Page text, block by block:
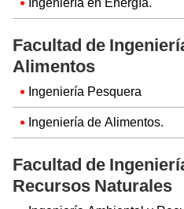
Facultad de
Alimentos
Ingeniería Pesquera
Ingeniería de Alimentos.
Facultad de
Recursos Naturales